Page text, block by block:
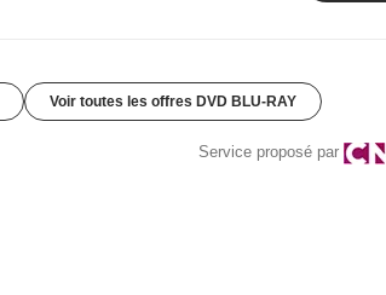
Voir toutes les offres DVD BLU-RAY
Service proposé par